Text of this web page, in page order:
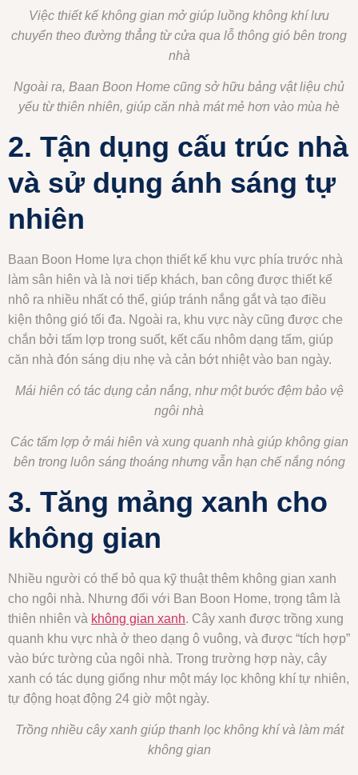
Việc thiết kế không gian mở giúp luồng không khí lưu
chuyển theo đường thẳng từ cửa qua lỗ thông gió bên trong
nhà
Ngoài ra, Baan Boon Home cũng sở hữu bảng vật liệu chủ
yếu từ thiên nhiên, giúp căn nhà mát mẻ hơn vào mùa hè
2. Tận dụng cấu trúc nhà
và sử dụng ánh sáng tự
nhiên
Baan Boon Home lựa chọn thiết kế khu vực phía trước nhà
làm sân hiên và là nơi tiếp khách, ban công được thiết kế
nhô ra nhiều nhất có thể, giúp tránh nắng gắt và tạo điều
kiện thông gió tối đa. Ngoài ra, khu vực này cũng được che
chắn bởi tấm lợp trong suốt, kết cấu nhôm dạng tấm, giúp
căn nhà đón sáng dịu nhẹ và cản bớt nhiệt vào ban ngày.
Mái hiên có tác dụng cản nắng, như một bước đệm bảo vệ
ngôi nhà
Các tấm lợp ở mái hiên và xung quanh nhà giúp không gian
bên trong luôn sáng thoáng nhưng vẫn hạn chế nắng nóng
3. Tăng mảng xanh cho
không gian
Nhiều người có thể bỏ qua kỹ thuật thêm không gian xanh
cho ngôi nhà. Nhưng đối với Ban Boon Home, trọng tâm là
thiên nhiên và không gian xanh. Cây xanh được trồng xung
quanh khu vực nhà ở theo dạng ô vuông, và được “tích hợp”
vào bức tường của ngôi nhà. Trong trường hợp này, cây
xanh có tác dụng giống như một máy lọc không khí tự nhiên,
tự động hoạt động 24 giờ một ngày.
Trồng nhiều cây xanh giúp thanh lọc không khí và làm mát
không gian